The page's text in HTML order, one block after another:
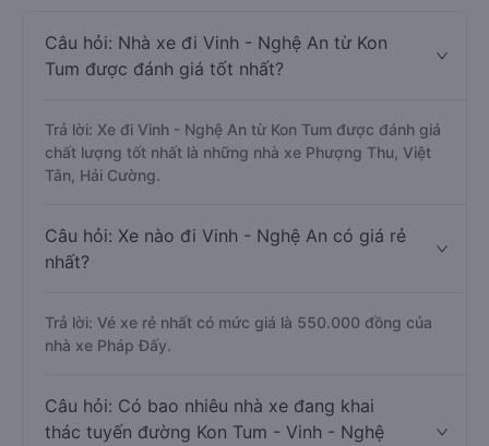
Câu hỏi: Nhà xe đi Vinh - Nghệ An từ Kon
Tum được đánh giá tốt nhất?
Trả lời: Xe đi Vinh - Nghệ An từ Kon Tum được đánh giá
chất lượng tốt nhất là những nhà xe Phượng Thu, Việt
Tân, Hải Cường.
Câu hỏi: Xe nào đi Vinh - Nghệ An có giá rẻ
nhất?
Trả lời: Vé xe rẻ nhất có mức giá là 550.000 đồng của
nhà xe Pháp Đấy.
Câu hỏi: Có bao nhiêu nhà xe đang khai
thác tuyến đường Kon Tum - Vinh - Nghệ